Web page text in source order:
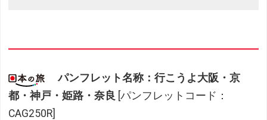
パンフレット名称：行こうよ大阪・京
都・神戸・姫路・奈良 [パンフレットコード：
CAG250R]